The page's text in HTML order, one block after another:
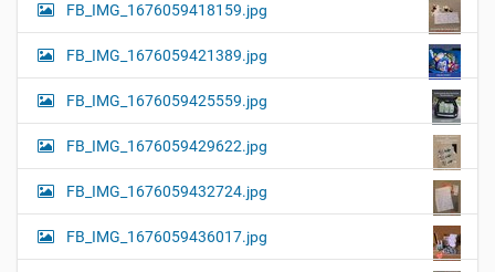
FB_IMG_1676059418159.jpg
FB_IMG_1676059421389.jpg
FB_IMG_1676059425559.jpg
FB_IMG_1676059429622.jpg
FB_IMG_1676059432724.jpg
FB_IMG_1676059436017.jpg